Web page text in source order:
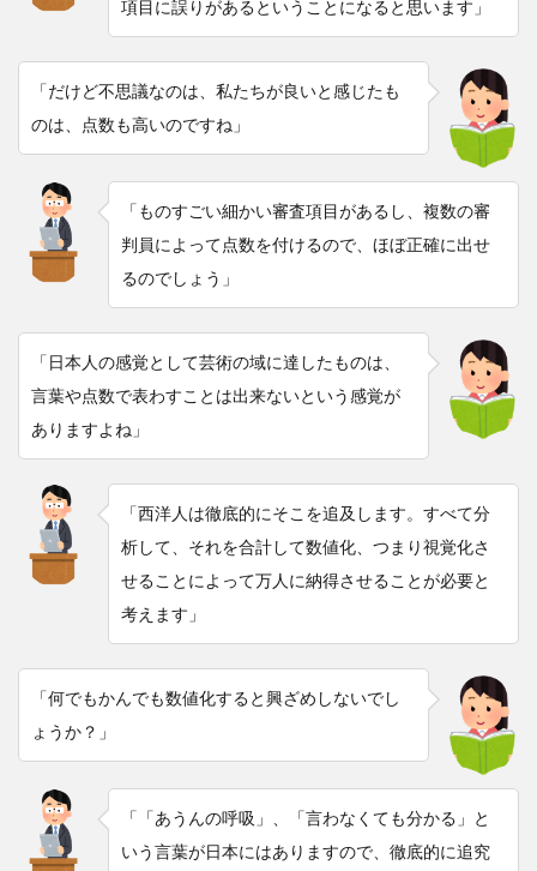
項目に誤りがあるということになると思います」
「だけど不思議なのは、私たちが良いと感じたも
のは、点数も高いのですね」
「ものすごい細かい審査項目があるし、複数の審
判員によって点数を付けるので、ほぼ正確に出せ
るのでしょう」
「日本人の感覚として芸術の域に達したものは、
言葉や点数で表わすことは出来ないという感覚が
ありますよね」
「西洋人は徹底的にそこを追及します。すべて分
析して、それを合計して数値化、つまり視覚化さ
せることによって万人に納得させることが必要と
考えます」
「何でもかんでも数値化すると興ざめしないでし
ょうか？」
「「あうんの呼吸」、「言わなくても分かる」と
いう言葉が日本にはありますので、徹底的に追究